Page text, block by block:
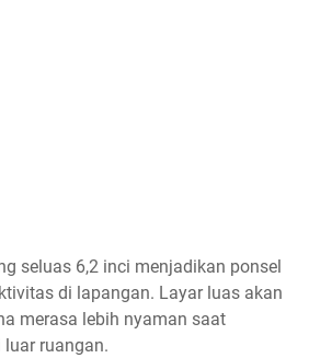
seluas 6,2 inci menjadikan ponsel
di lapangan. Layar luas akan
merasa lebih nyaman saat
ruangan.